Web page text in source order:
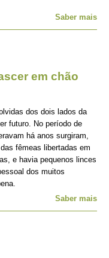
Saber mais
em chão
dos dois lados da
futuro. No período de
há anos surgiram,
fêmeas libertadas em
e havia pequenos linces
dos muitos
Saber mais